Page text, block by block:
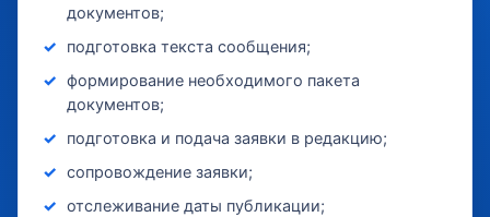
документов;
подготовка текста сообщения;
формирование необходимого пакета
документов;
подготовка и подача заявки в редакцию;
сопровождение заявки;
отслеживание даты публикации;